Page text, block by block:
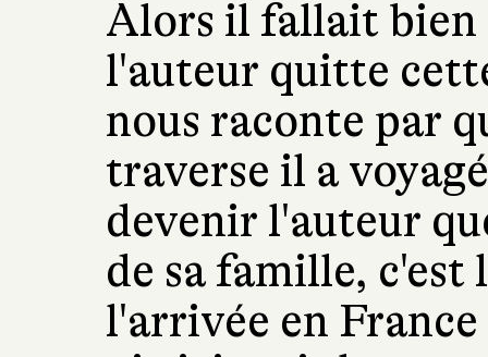
Alors il fallait bien
l'auteur quitte
nous raconte par
traverse il a
devenir l'auteur
de sa famille,
l'arrivée en